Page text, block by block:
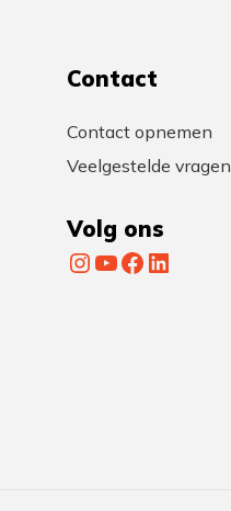
Contact
Contact opnemen
Veelgestelde vragen
Volg ons
InstagramYouTube Facebook LinkedIn